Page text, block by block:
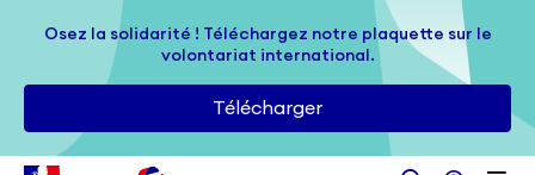
Passer au contenu principal
Osez la solidarité ! Téléchargez notre plaquette sur le
volontariat international.
Télécharger
Osez la solidarité ! Téléchargez notre plaquette sur le
volontariat international.
Télécharger